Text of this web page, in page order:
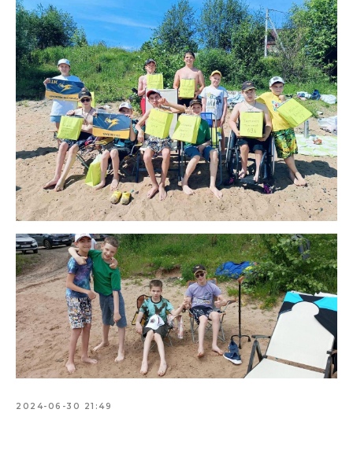
2024-06-30 21:49